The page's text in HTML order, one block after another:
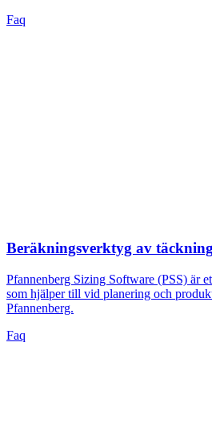
Faq
Beräkningsverktyg av
Pfannenberg Sizing Software (PSS) är
som hjälper till vid planering och
Pfannenberg.
Faq